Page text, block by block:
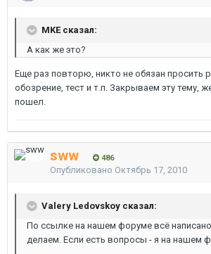
MKE сказал:
А как же это?
Еще раз повторю, никто не обязан просить
обозрение, тест и т.п. Закрываем эту тему,
пошел.
sww 486
Опубликовано Октябрь 17, 2010
Valery Ledovskoy сказал:
По ссылке на нашем форуме всё написано
делаем. Если есть вопросы - я на нашем